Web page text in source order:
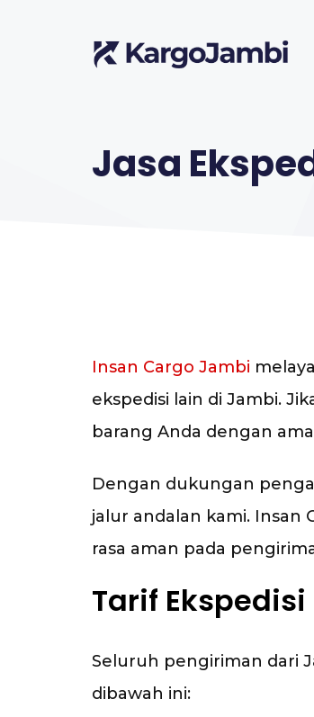
Jasa
Insan Cargo Jambi
ekspedisi lain di Jambi.
barang Anda dengan
Dengan dukungan
jalur andalan kami.
rasa aman pada
Tarif Ekspedisi
Seluruh pengiriman dari
dibawah ini: